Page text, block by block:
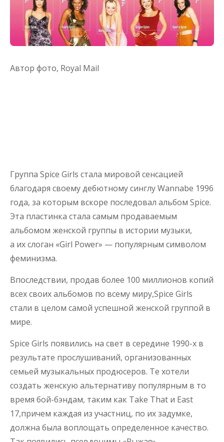
Автор фото, Royal Mail
Группа Spice Girls стала мировой сенсацией
благодаря своему дебютному синглу Wannabe 1996
года, за которым вскоре последовал альбом Spice.
Эта пластинка стала самым продаваемым
альбомом женской группы в истории музыки,
а их слоган «Girl Power» — популярным символом
феминизма.
Впоследствии, продав более 100 миллионов копий
всех своих альбомов по всему миру,Spice Girls
стали в целом самой успешной женской группой в
мире.
Spice Girls появились на свет в середине 1990-х в
результате прослушиваний, организованных
семьей музыкальных продюсеров. Те хотели
создать женскую альтернативу популярным в то
время бой-бэндам, таким как Take That и East
17,причем каждая из участниц, по их задумке,
должна была воплощать определенное качество.